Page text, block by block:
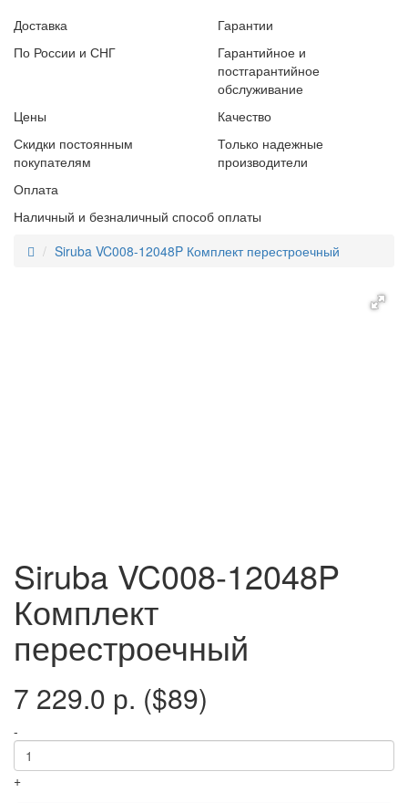
Доставка
По России и СНГ
Гарантии
Гарантийное и
постгарантийное
обслуживание
Цены
Скидки постоянным
покупателям
Качество
Только надежные
производители
Оплата
Наличный и безналичный способ оплаты
Siruba VC008-12048P Комплект перестроечный
Siruba VC008-12048P
Комплект
перестроечный
7 229.0 р. ($89)
-
+